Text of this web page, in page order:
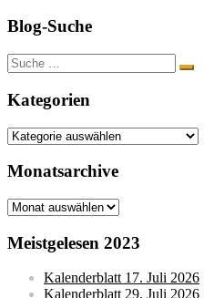
Blog-Suche
Suche
nach:
Kategorien
Kategorien
Monatsarchive
Monatsarchive
Meistgelesen 2023
Kalenderblatt 17. Juli 2026
Kalenderblatt 29. Juli 2026